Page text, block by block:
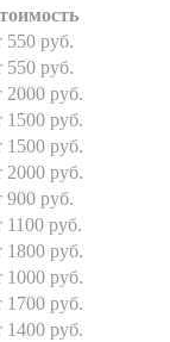
550 руб.
550 руб.
2000 руб.
1500 руб.
1500 руб.
2000 руб.
900 руб.
1100 руб.
1800 руб.
1000 руб.
1700 руб.
1400 руб.